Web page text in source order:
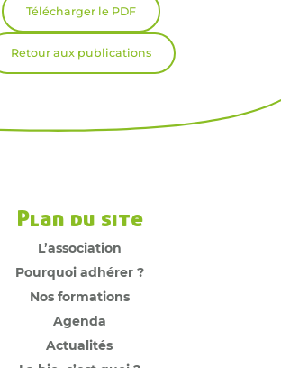
Télécharger le PDF
Retour aux publications
Plan du site
L’association
Pourquoi adhérer ?
Nos formations
Agenda
Actualités